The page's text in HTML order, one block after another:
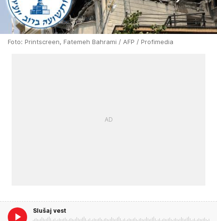
Foto: Printscreen, Fatemeh Bahrami / AFP / Profimedia
Slušaj vest